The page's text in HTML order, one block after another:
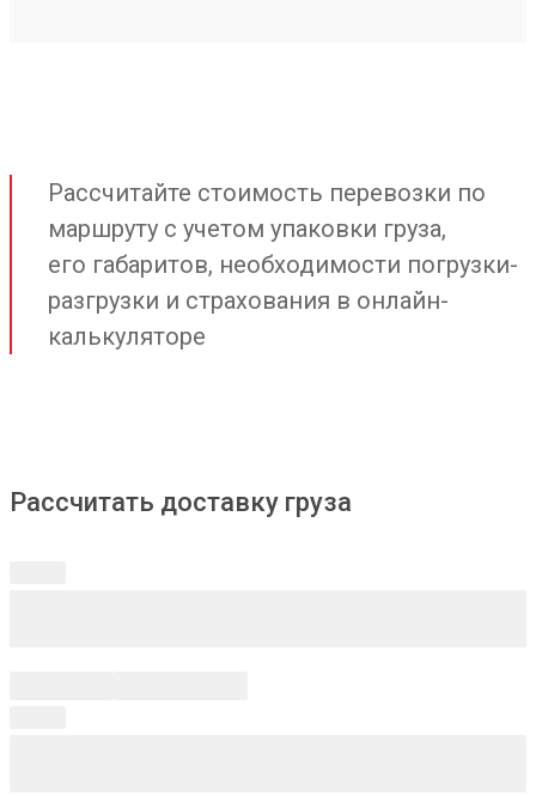
Рассчитайте стоимость перевозки по
маршруту с учетом упаковки груза,
его габаритов, необходимости погрузки-
разгрузки и страхования в онлайн-
калькуляторе
Рассчитать доставку груза